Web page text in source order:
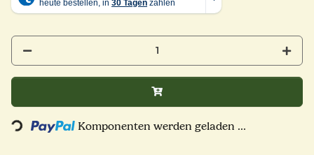
Loading... Komponenten werden geladen ...